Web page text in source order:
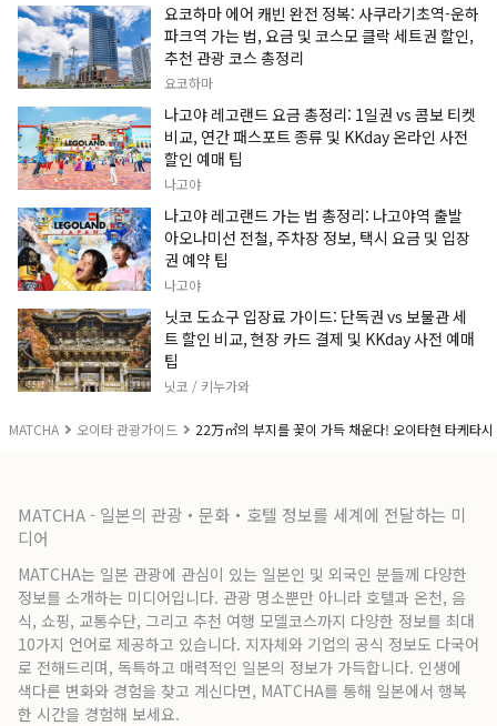
MATCHA 오이타 관광가이드 22万㎡의 부지를 꽃이 가득 채운다! 오이타현 타케타
요코하마 에어 캐빈 완전 정복: 사쿠라기초역-운하
파크역 가는 법, 요금 및 코스모 클락 세트권 할인,
추천 관광 코스 총정리
요코하마
나고야 레고랜드 요금 총정리: 1일권 vs 콤보 티켓
비교, 연간 패스포트 종류 및 KKday 온라인 사전
할인 예매 팁
나고야
나고야 레고랜드 가는 법 총정리: 나고야역 출발
아오나미선 전철, 주차장 정보, 택시 요금 및 입장
권 예약 팁
나고야
닛코 도쇼구 입장료 가이드: 단독권 vs 보물관 세
트 할인 비교, 현장 카드 결제 및 KKday 사전 예매
팁
닛코 / 키누가와
MATCHA - 일본의 관광・문화・호텔 정보를 세계에 전달하는 미
디어
MATCHA는 일본 관광에 관심이 있는 일본인 및 외국인 분들께 다양한
정보를 소개하는 미디어입니다. 관광 명소뿐만 아니라 호텔과 온천, 음
식, 쇼핑, 교통수단, 그리고 추천 여행 모델코스까지 다양한 정보를 최대
10가지 언어로 제공하고 있습니다. 지자체와 기업의 공식 정보도 다국어
로 전해드리며, 독특하고 매력적인 일본의 정보가 가득합니다. 인생에
색다른 변화와 경험을 찾고 계신다면, MATCHA를 통해 일본에서 행복
한 시간을 경험해 보세요.